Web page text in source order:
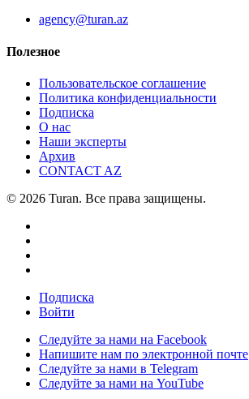
agency@turan.az
Полезное
Пользовательское соглашение
Политика конфиденциальности
Подписка
О нас
Наши эксперты
Архив
CONTACT AZ
© 2026 Turan. Все права защищены.
Подписка
Войти
Следуйте за нами на Facebook
Напишите нам по электронной почте
Следуйте за нами в Telegram
Следуйте за нами на YouTube